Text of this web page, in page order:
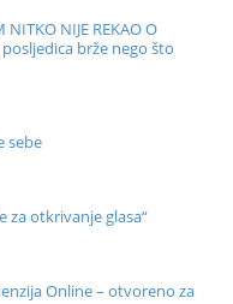
NIJE REKAO O
brže nego što
sebe
za otkrivanje glasa“
Online – otvoreno za